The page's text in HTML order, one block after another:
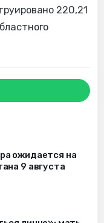
220,21
ожидается на
9 августа